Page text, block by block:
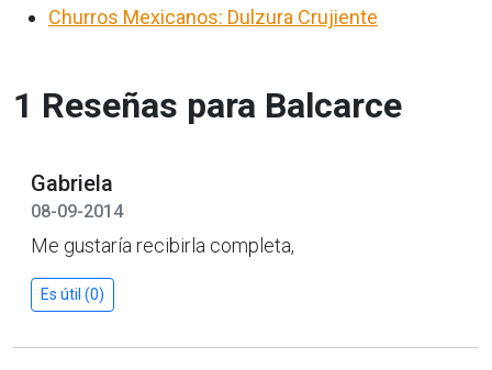
Churros Mexicanos: Dulzura Crujiente
1 Reseñas para Balcarce
Gabriela
08-09-2014
Me gustaría recibirla completa,
Es útil (0)